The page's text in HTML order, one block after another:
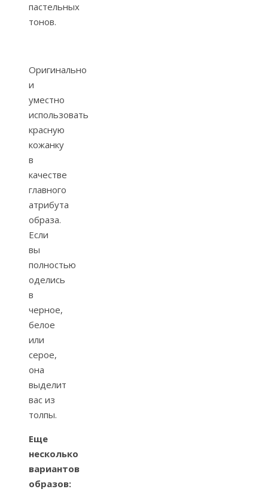
пастельных
тонов.
Оригинально
и
уместно
использовать
красную
кожанку
в
качестве
главного
атрибута
образа.
Если
вы
полностью
оделись
в
черное,
белое
или
серое,
она
выделит
вас из
толпы.
Еще
несколько
вариантов
образов: